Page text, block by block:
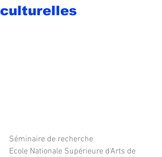
culturelles
Séminaire de recherche
Ecole Nationale Supérieure d'Arts de